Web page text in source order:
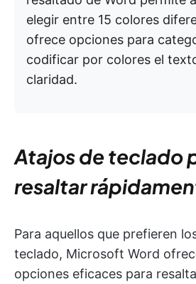
elegir entre 15 colores
ofrece opciones para
codificar por colores el
claridad.
Atajos de teclado
resaltar
Para aquellos que prefieren
teclado, Microsoft Word
opciones eficaces para